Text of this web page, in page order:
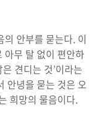
안부를 묻는다. 이
아무 탈 없이 편안하
견디는 것’이라는
안녕을 묻는 것은 오
희망의 물음이다.